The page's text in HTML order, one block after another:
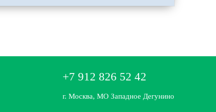
+7 912 826 52 42
г. Москва, МО Западное Дегунино